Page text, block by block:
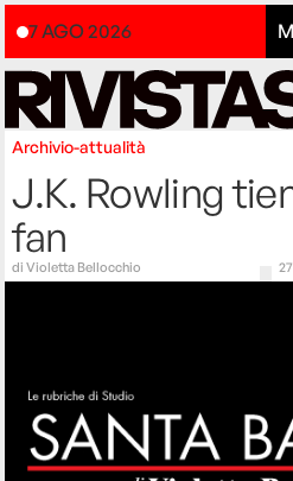
7 AGO 2026
Archivio-attualità
J.K. Rowling
fan
diVioletta Bellocchio